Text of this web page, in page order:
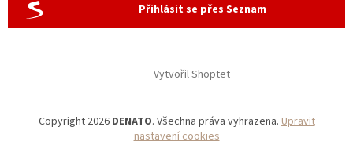
Přihlásit se přes Seznam
Vytvořil Shoptet
Copyright 2026 DENATO. Všechna práva vyhrazena. Upravit
nastavení cookies